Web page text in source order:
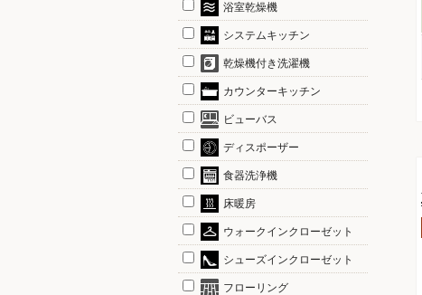
浴室乾燥機
システムキッチン
乾燥機付き洗濯機
カウンターキッチン
ビューバス
ディスポーザー
食器洗浄機
床暖房
ウォークインクローゼット
シューズインクローゼット
フローリング